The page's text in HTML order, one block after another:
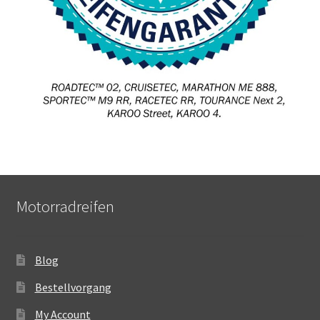
Motorradreifen
Blog
Bestellvorgang
My Account